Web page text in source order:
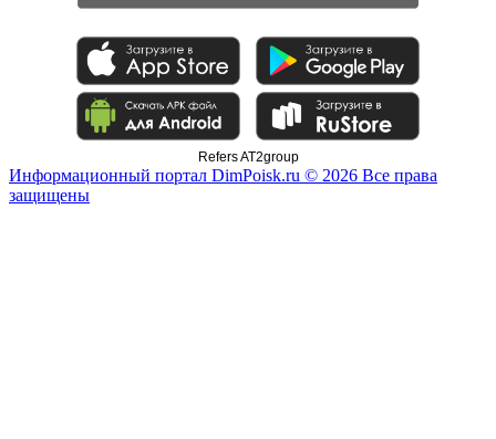
Refers AT2group
Информационный портал DimPoisk.ru © 2026 Все права
защищены